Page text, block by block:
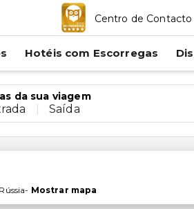
Centro de Contacto
Hotéis com Escorregas
da sua viagem
Saída
Rússia- Mostrar mapa